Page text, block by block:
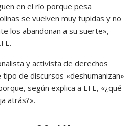
en el río porque pesa
se vuelven muy tupidas y no
los abandonan a su suerte»,
y activista de derechos
tipo de discursos «deshumanizan»
según explica a EFE, «¿qué
atrás?».